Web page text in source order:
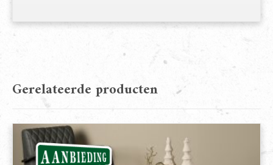
Gerelateerde producten